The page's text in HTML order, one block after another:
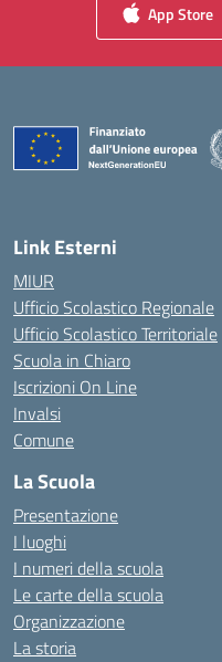
App Store
Link Esterni
MIUR
Ufficio Scolastico Regionale
Ufficio Scolastico Territoriale
Scuola in Chiaro
Iscrizioni On Line
Invalsi
Comune
La Scuola
Presentazione
I luoghi
I numeri della scuola
Le carte della scuola
Organizzazione
La storia